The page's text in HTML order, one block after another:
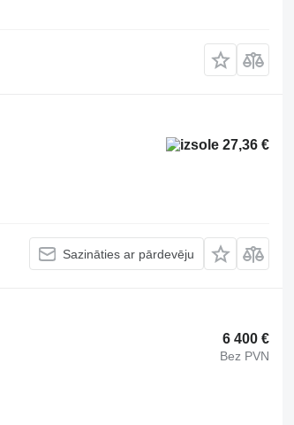
27,36 €
Sazināties ar pārdevēju
6 400 €
Bez PVN